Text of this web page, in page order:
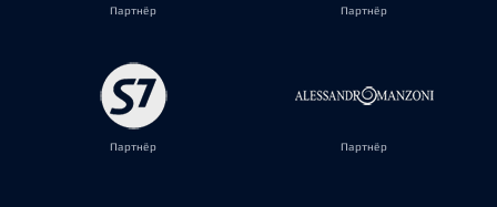
Партнёр Партнёр
Партнёр Партнёр